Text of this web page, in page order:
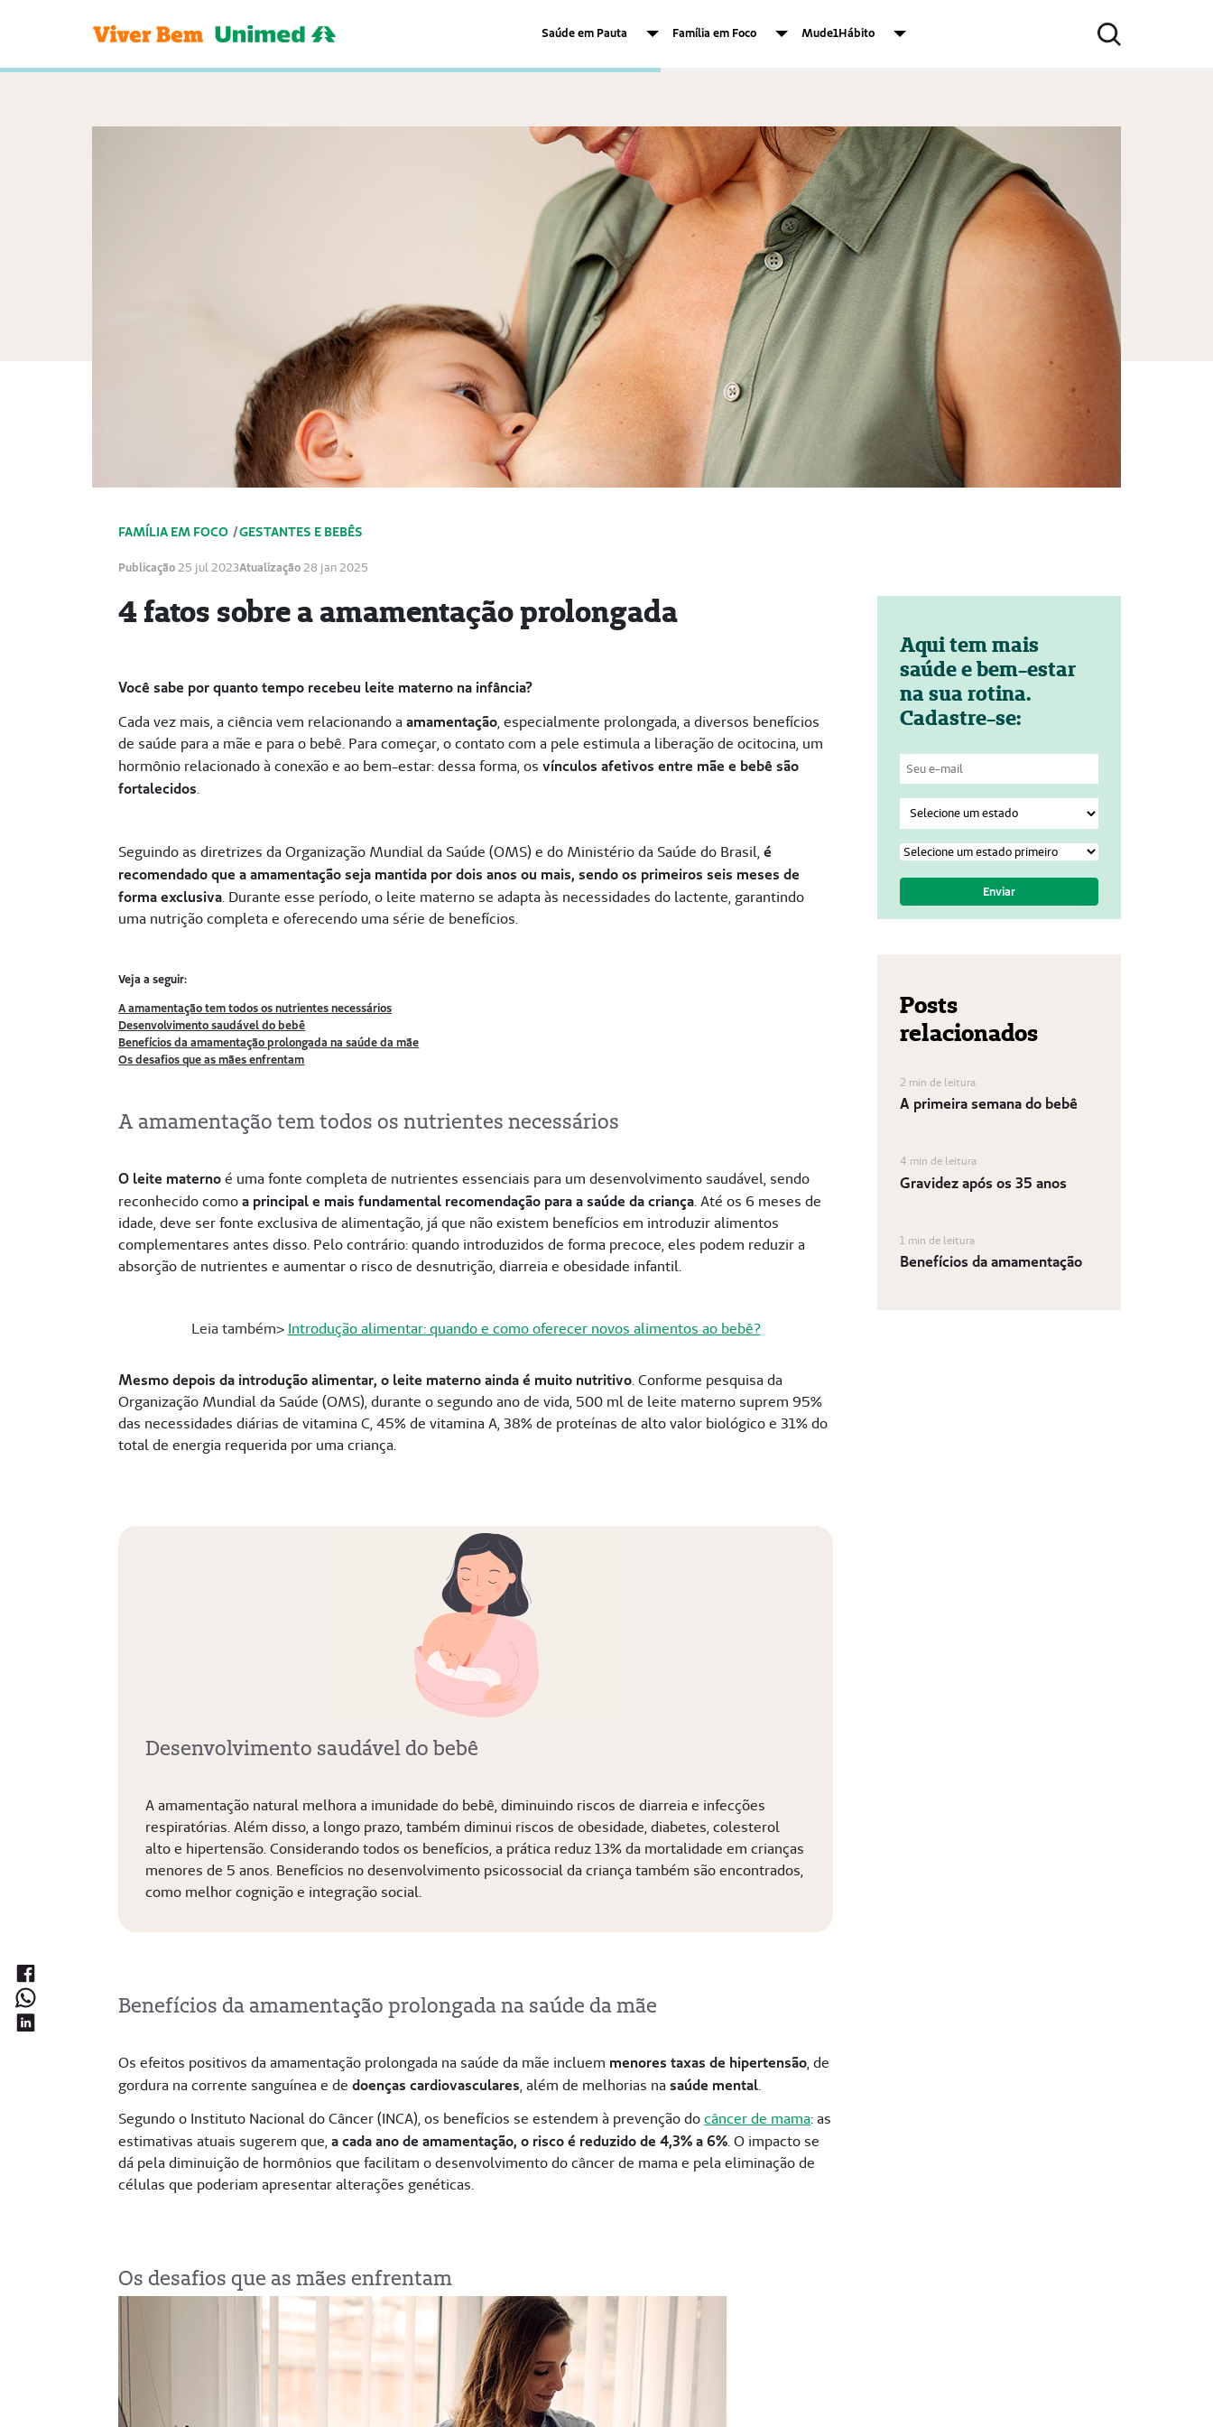
Saúde em Pauta Família em Foco Mude1Hábito
FAMÍLIA EM FOCO /GESTANTES E BEBÊS
Publicação25 jul 2023Atualização28 jan 2025
4 fatos sobre a amamentação prolongada
Você sabe por quanto tempo recebeu leite materno na infância?
Cada vez mais, a ciência vem relacionando aamamentação, especialmente prolongada, a diversos benefícios
de saúde para a mãe e para o bebê. Para começar, o contato com a pele estimula a liberação de ocitocina, um
hormônio relacionado à conexão e ao bem-estar: dessa forma, osvínculos afetivos entre mãe e bebê são
fortalecidos.
Seguindo as diretrizes da Organização Mundial da Saúde (OMS) e do Ministério da Saúde do Brasil,é
recomendado que a amamentação seja mantida por dois anos ou mais, sendo os primeiros seis meses de
forma exclusiva. Durante esse período, o leite materno se adapta às necessidades do lactente, garantindo
uma nutrição completa e oferecendo uma série de benefícios.
Veja a seguir:
A amamentação tem todos os nutrientes necessários
Desenvolvimento saudável do bebê
Benefícios da amamentação prolongada na saúde da mãe
Os desafios que as mães enfrentam
A amamentação tem todos os nutrientes necessários
O leite materno é uma fonte completa de nutrientes essenciais para um desenvolvimento saudável, sendo
reconhecido comoa principal e mais fundamental recomendação para a saúde da criança. Até os 6 meses de
idade, deve ser fonte exclusiva de alimentação, já que não existem benefícios em introduzir alimentos
complementares antes disso. Pelo contrário: quando introduzidos de forma precoce, eles podem reduzir a
absorção de nutrientes e aumentar o risco de desnutrição, diarreia e obesidade infantil.
Leia também> Introdução alimentar: quando e como oferecer novos alimentos ao bebê?
Mesmo depois da introdução alimentar, o leite materno ainda é muito nutritivo. Conforme pesquisa da
Organização Mundial da Saúde (OMS), durante o segundo ano de vida, 500 ml de leite materno suprem 95%
das necessidades diárias de vitamina C, 45% de vitamina A, 38% de proteínas de alto valor biológico e 31% do
total de energia requerida por uma criança.
Desenvolvimento saudável do bebê
A amamentação natural melhora a imunidade do bebê, diminuindo riscos de diarreia e infecções
respiratórias. Além disso, a longo prazo, também diminui riscos de obesidade, diabetes, colesterol
alto e hipertensão. Considerando todos os benefícios, a prática reduz 13% da mortalidade em crianças
menores de 5 anos. Benefícios no desenvolvimento psicossocial da criança também são encontrados,
como melhor cognição e integração social.
Benefícios da amamentação prolongada na saúde da mãe
Os efeitos positivos da amamentação prolongada na saúde da mãe incluem menores taxas de hipertensão, de
gordura na corrente sanguínea e dedoenças cardiovasculares, além de melhorias na saúde mental.
Segundo o Instituto Nacional do Câncer (INCA), os benefícios se estendem à prevenção docâncer de mama: as
estimativas atuais sugerem que,a cada ano de amamentação, o risco é reduzido de 4,3% a 6%. O impacto se
dá pela diminuição de hormônios que facilitam o desenvolvimento do câncer de mama e pela eliminação de
células que poderiam apresentar alterações genéticas.
Os desafios que as mães enfrentam
Aqui tem mais
saúde e bem-estar
na sua rotina.
Cadastre-se:
Posts
relacionados
2 min de leitura
A primeira semana do bebê
4 min de leitura
Gravidez após os 35 anos
1 min de leitura
Benefícios da amamentação